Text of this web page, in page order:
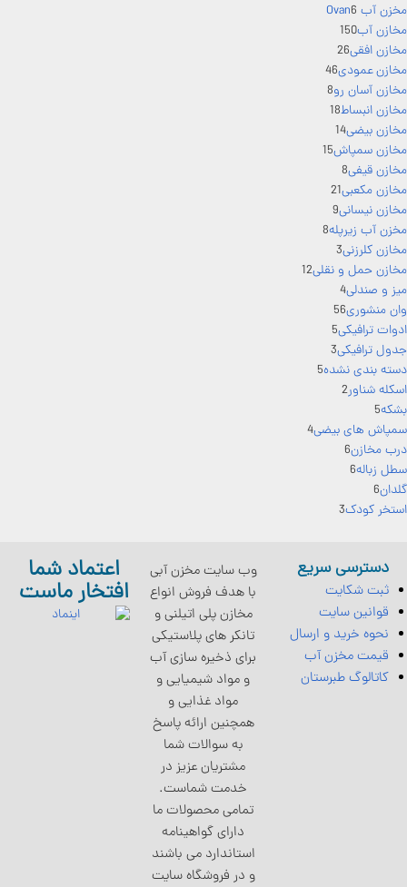
مخزن آب Ovan 6
مخازن آب150
مخازن افقی26
مخازن عمودی46
مخازن آسان رو8
مخازن انبساط18
مخازن بیضی14
مخازن سمپاش15
مخازن قیفی8
مخازن مکعبی21
مخازن نیسانی9
مخزن آب زیرپله8
مخازن کلرزنی3
مخازن حمل و نقلی12
میز و صندلی4
وان منشوری56
ادوات ترافیکی5
جدول ترافیکی3
دسته بندی نشده5
اسکله شناور2
بشکه5
سمپاش های بیضی4
درب مخازن6
سطل زباله6
گلدان6
استخر کودک3
دسترسی سریع
ثبت شکایت
قوانین سایت
نحوه خرید و ارسال
قیمت مخزن آب
کاتالوگ طبرستان
وب سایت مخزن آبی
با هدف فروش انواع
مخازن پلی اتیلنی و
تانکر های پلاستیکی
برای ذخیره سازی آب
و مواد شیمیایی و
مواد غذایی و
همچنین ارائه پاسخ
به سوالات شما
مشتریان عزیز در
خدمت شماست.
تمامی محصولات ما
دارای گواهینامه
استاندارد می باشند
و در فروشگاه سایت
اعتماد شما
افتخار ماست